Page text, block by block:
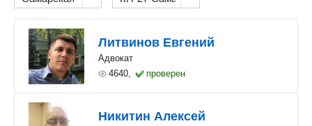
Литвинов Евгений
Адвокат
4640,
проверен
Никитин Алексей